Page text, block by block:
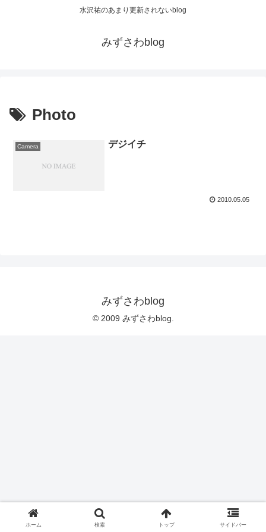
水沢祐のあまり更新されないblog
みずさわblog
Photo
Camera デジイチ
2010.05.05
みずさわblog
© 2009 みずさわblog.
ホーム 検索 トップ サイドバー